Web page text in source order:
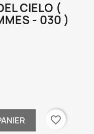
CIELO (
- 030 )
favorite_border